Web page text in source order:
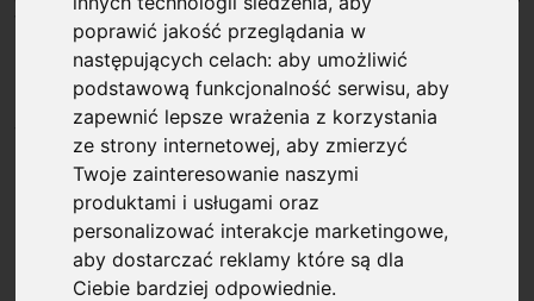
poprawić jakość przeglądania w
następujących celach:aby umożliwić
podstawową funkcjonalność serwisu,aby
zapewnić lepsze wrażenia z korzystania
ze strony internetowej,aby zmierzyć
Twoje zainteresowanie naszymi
produktami i usługami oraz
personalizować interakcje marketingowe,
aby dostarczać reklamy które są dla
Ciebie bardziej odpowiednie.
Wydawnictwa Fundacji na rzecz Nauki
Polskiej obejmują publikacje prezentujące
laureatów FNP oraz ich prace naukowe
współfinansowane przez Fundację.
Zestawienie publikacji pozwala na
zapoznanie się z wybitnymi osiągnięciami
uczonych reprezentujących różne dziedziny
naukowe.